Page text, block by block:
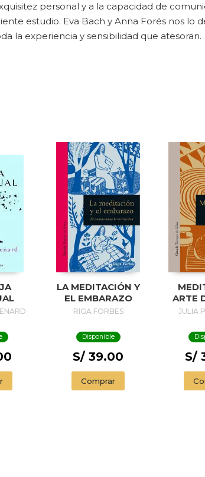
personal y a la capacidad de
estudio. Eva Bach y Anna Forés nos lo
la experiencia y sensibilidad que atesoran.
LA MEDITACIÓN Y
EL EMBARAZO
RIGA FORBES
Disponible
S/ 39.00
Comprar
ARTE
JULIA
S/